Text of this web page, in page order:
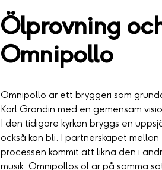
Ölprovning
Omnipollo
Omnipollo är ett bryggeri som
Karl Grandin med en gemensam
I den tidigare kyrkan bryggs en
också kan bli. I partnerskapet
processen kommit att likna den i
musik. Omnipollos öl är på samma